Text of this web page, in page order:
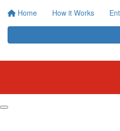
Home How it Works